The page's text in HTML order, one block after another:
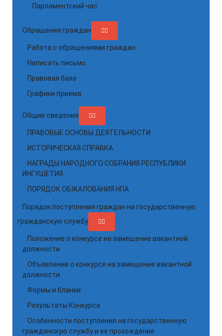
Парламентский час
Обращения граждан
Работа с обращениями граждан
Написать письмо
Правовая база
Графики приема
Общие сведения
ПРАВОВЫЕ ОСНОВЫ ДЕЯТЕЛЬНОСТИ
ИСТОРИЧЕСКАЯ СПРАВКА
НАГРАДЫ НАРОДНОГО СОБРАНИЯ РЕСПУБЛИКИ
ИНГУШЕТИЯ
ПОРЯДОК ОБЖАЛОВАНИЯ НПА
Порядок поступления граждан на государственную
гражданскую службу
Положение о конкурсе на замещение вакантной
должности
Объявление о конкурсе на замещение вакантной
должности
Формы и бланки
Результаты Конкурса
Особенности поступления на государственную
гражданскую службу и ее прохождение